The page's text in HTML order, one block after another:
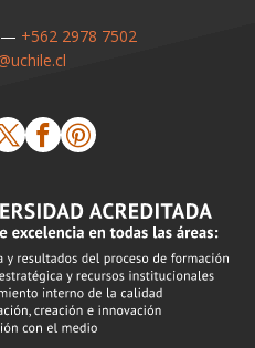
— +562 2978 7502